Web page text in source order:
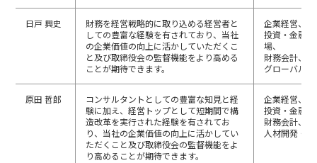
日戸 興史
財務を経営戦略的に取り込める経営者と
しての豊富な経験を有されており、当社
の企業価値の向上に活かしていただくこ
と及び取締役会の監督機能をより高める
ことが期待できます。
企業経営、
投資・金融資
場、
財務会計、
グローバル
原田 哲郎
コンサルタントとしての豊富な知見と経
験に加え、経営トップとして短期間で構
造改革を実行された経験を有されてお
り、当社の企業価値の向上に活かしてい
ただくこと及び取締役会の監督機能をよ
り高めることが期待できます。
企業経営、
投資・金融
財務会計、
人材開発・